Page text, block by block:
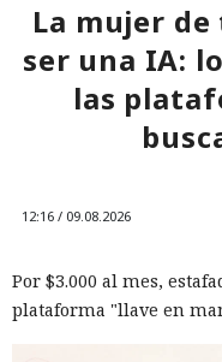
La mujer
ser una IA:
las
12:16 / 09.08.2026
Por $3.000 al mes,
plataforma "llave en